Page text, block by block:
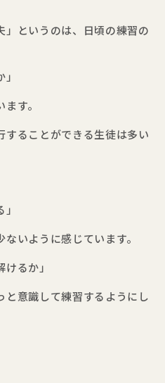
」というのは、日頃の練習の
す。
することができる生徒は多い
いように感じています。
るか」
と意識して練習するようにし